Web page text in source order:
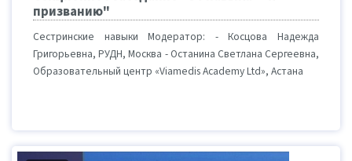
призванию"
Сестринские навыки Модератор: - Косцова Надежда
Григорьевна, РУДН, Москва - Останина Светлана Сергеевна,
Образовательный центр «Viamedis Academy Ltd», Астана